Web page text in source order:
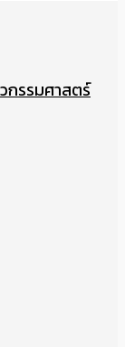
รรมศาสตร์